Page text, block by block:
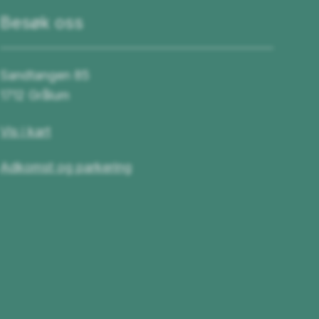
Besøk oss
Sandtangen 85
1712 Grålum
Vis i kart
Adkomst og parkering